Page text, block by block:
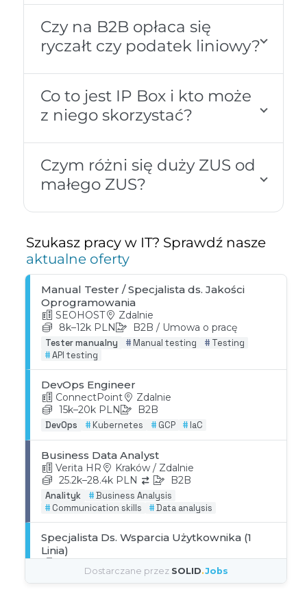
Czy na B2B opłaca się
ryczałt czy podatek liniowy?
Co to jest IP Box i kto może
z niego skorzystać?
Czym różni się duży ZUS od
małego ZUS?
Szukasz pracy w IT? Sprawdź nasze
aktualne oferty